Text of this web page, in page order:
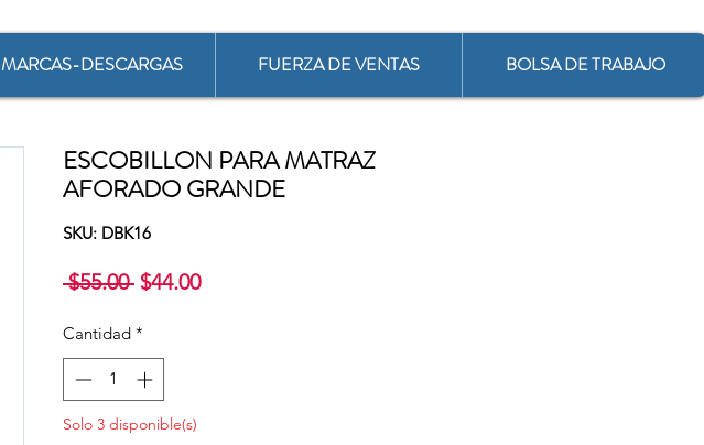
MARCAS-DESCARGAS FUERZA DE VENTAS BOLSA DE TRABAJO
ESCOBILLON PARA MATRAZ
AFORADO GRANDE
SKU: DBK16
$55.00 Precio
$44.00Precio
Cantidad *
Solo 3 disponible(s)